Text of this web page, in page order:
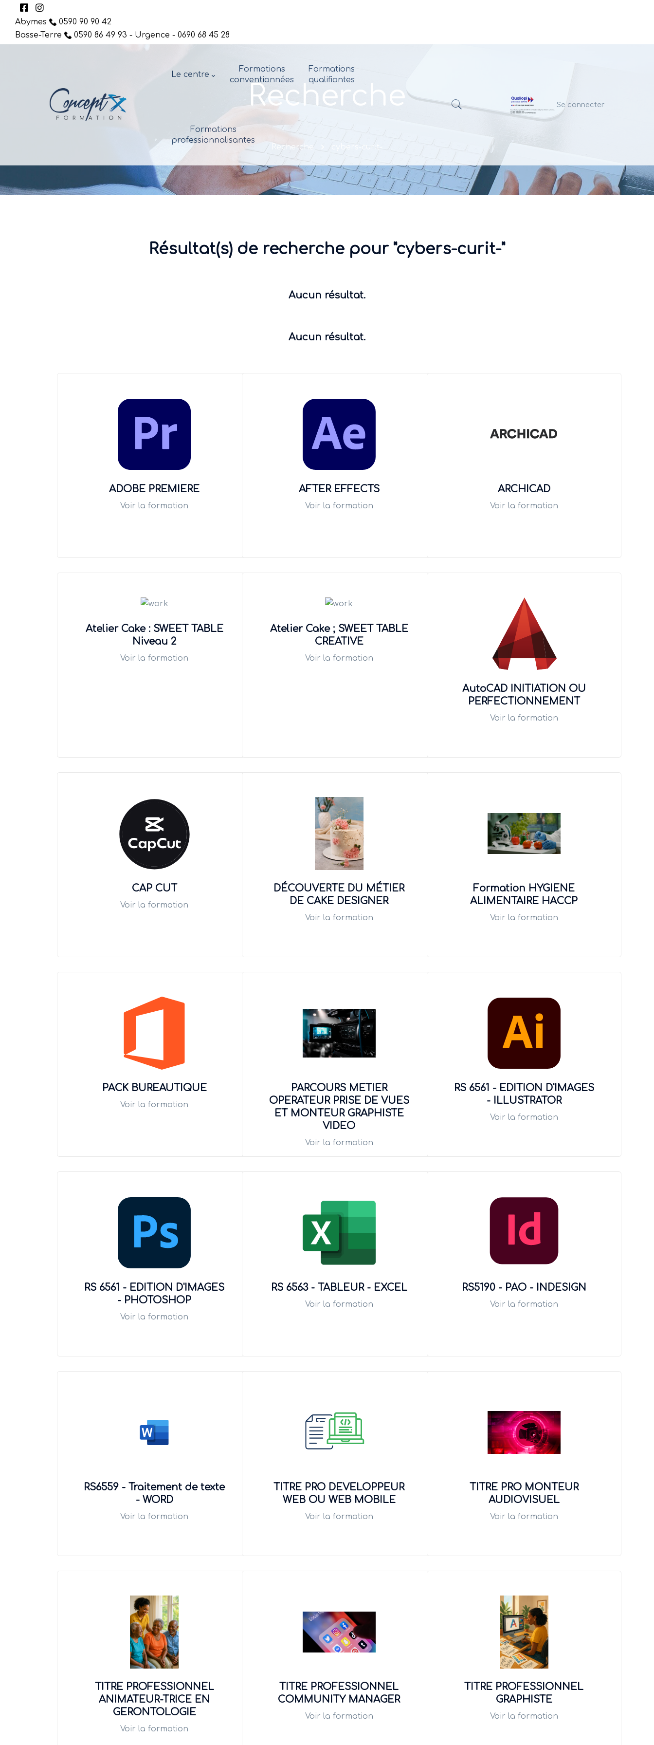
Abymes
0590 90 90 42
Basse-Terre
0590 86 49 93 - Urgence - 0690 68 45 28
Le centre
Formations
conventionnées
Formations
qualifiantes
Formations
professionnalisantes
Se connecter
Recherche
Recherche cybers-curit-
Résultat(s) de recherche pour "cybers-curit-"
Aucun résultat.
Aucun résultat.
ADOBE PREMIERE
Voir la formation
AFTER EFFECTS
Voir la formation
ARCHICAD
Voir la formation
Atelier Cake : SWEET TABLE
Niveau 2
Voir la formation
Atelier Cake ; SWEET TABLE
CREATIVE
Voir la formation
AutoCAD INITIATION OU
PERFECTIONNEMENT
Voir la formation
CAP CUT
Voir la formation
DÉCOUVERTE DU MÉTIER
DE CAKE DESIGNER
Voir la formation
Formation HYGIENE
ALIMENTAIRE HACCP
Voir la formation
PACK BUREAUTIQUE
Voir la formation
PARCOURS METIER
OPERATEUR PRISE DE VUES
ET MONTEUR GRAPHISTE
VIDEO
Voir la formation
RS 6561 - EDITION D'IMAGES
- ILLUSTRATOR
Voir la formation
RS 6561 - EDITION D'IMAGES
- PHOTOSHOP
Voir la formation
RS 6563 - TABLEUR - EXCEL
Voir la formation
RS5190 - PAO - INDESIGN
Voir la formation
RS6559 - Traitement de texte
- WORD
Voir la formation
TITRE PRO DEVELOPPEUR
WEB OU WEB MOBILE
Voir la formation
TITRE PRO MONTEUR
AUDIOVISUEL
Voir la formation
TITRE PROFESSIONNEL
ANIMATEUR-TRICE EN
GERONTOLOGIE
Voir la formation
TITRE PROFESSIONNEL
COMMUNITY MANAGER
Voir la formation
TITRE PROFESSIONNEL
GRAPHISTE
Voir la formation